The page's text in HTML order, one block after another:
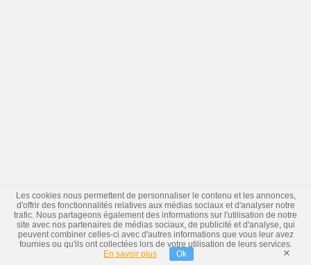
Les cookies nous permettent de personnaliser le contenu et les annonces,
d'offrir des fonctionnalités relatives aux médias sociaux et d'analyser notre
trafic. Nous partageons également des informations sur l'utilisation de notre
site avec nos partenaires de médias sociaux, de publicité et d'analyse, qui
peuvent combiner celles-ci avec d'autres informations que vous leur avez
fournies ou qu'ils ont collectées lors de votre utilisation de leurs services.
En savoir plus
Ok ×